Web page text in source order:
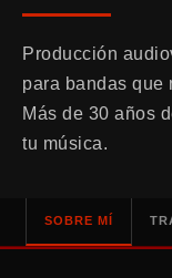
Producción
para bandas que
Más de 30 años
tu música.
SOBRE MÍ